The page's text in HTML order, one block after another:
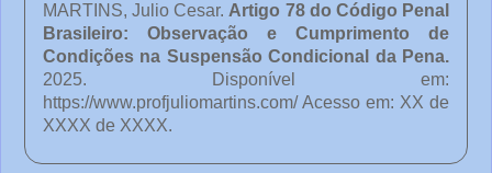
MARTINS, Julio Cesar. Artigo 78 do Código Penal
Brasileiro: Observação e Cumprimento de
Condições na Suspensão Condicional da Pena.
2025. Disponível em:
https://www.profjuliomartins.com/ Acesso em: XX de
XXXX de XXXX.